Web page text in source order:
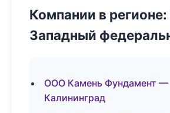
Компании в
Западный
ООО Камень Фундамент —
Калининград